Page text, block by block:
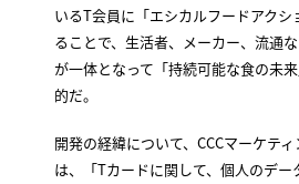
いるT会員に「エシカルフードアク
ることで、生活者、メーカー、流通
が一体となって「持続可能な食の未
的だ。
開発の経緯について、CCCマーケテ
は、「Tカードに関して、個人のデ